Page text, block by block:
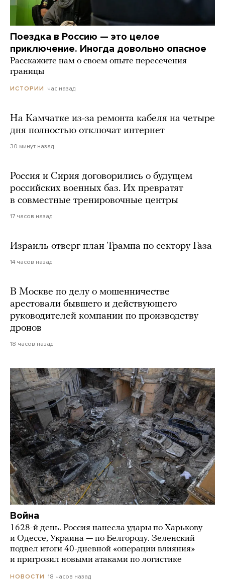
Поездка в Россию — это целое
приключение. Иногда довольно опасное
Расскажите нам о своем опыте пересечения
границы
ИСТОРИИ час назад
На Камчатке из-за ремонта кабеля на четыре
дня полностью отключат интернет
30 минут назад
Россия и Сирия договорились о будущем
российских военных баз. Их превратят
в совместные тренировочные центры
17 часов назад
Израиль отверг план Трампа по сектору Газа
14 часов назад
В Москве по делу о мошенничестве
арестовали бывшего и действующего
руководителей компании по производству
дронов
18 часов назад
Война
1628-й день. Россия нанесла удары по Харькову
и Одессе, Украина — по Белгороду. Зеленский
подвел итоги 40-дневной «операции влияния»
и пригрозил новыми атаками по логистике
НОВОСТИ 18 часов назад